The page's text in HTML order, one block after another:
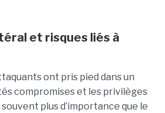
et risques liés à
ont pris pied dans un
compromises et les privilèges
plus d’importance que le